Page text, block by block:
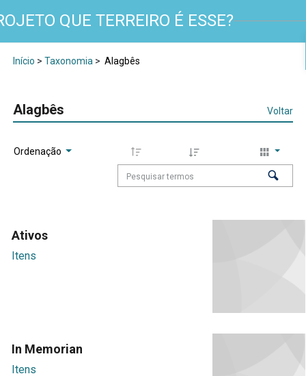
QUE TERREIRO É ESSE?
Início > Taxonomia > Alagbês
Alagbês Voltar
Ordenação
Ativos
Itens
In Memorian
Itens